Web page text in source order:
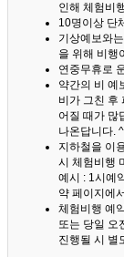
인해 체험비
10명이상 단
기상예보와
을 위해 비행
연중무휴로
약간의 비 예
비가 그친 후
어질 때가 많
나온답니다.
지하철을 이
시 체험비행
예시 : 1시예
약 페이지에
체험비행 예
또는 당일 오
진행될 시 별